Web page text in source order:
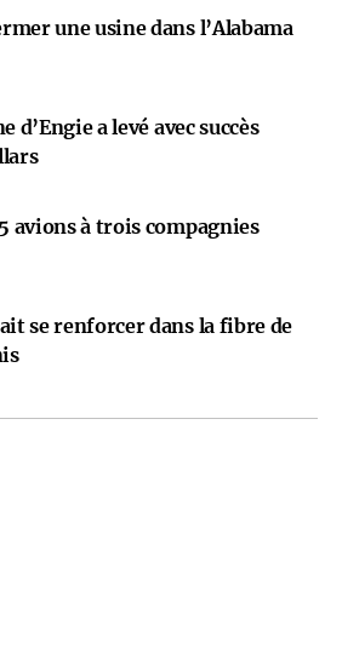
une usine dans l’Alabama
a levé avec succès
avions à trois compagnies
se renforcer dans la fibre de